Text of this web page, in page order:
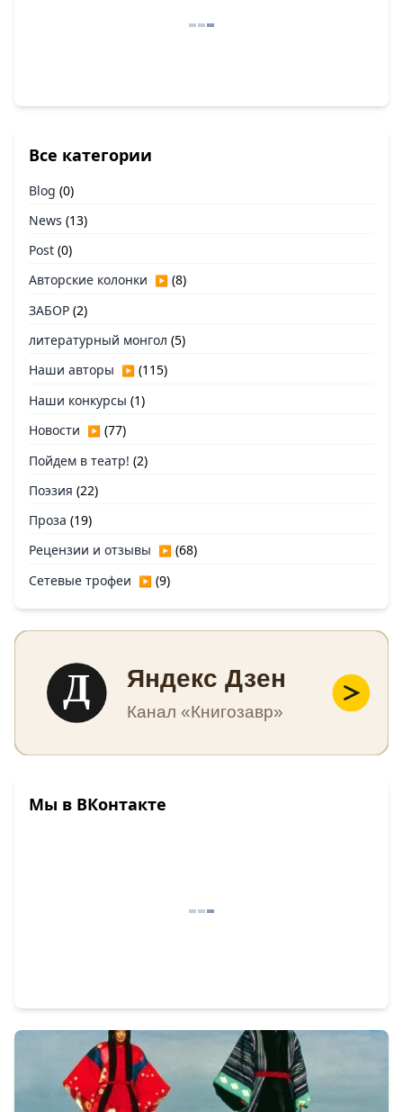
Все категории
Blog (0)
News (13)
Post (0)
Авторские колонки ▶ (8)
ЗАБОР (2)
литературный монгол (5)
Наши авторы ▶ (115)
Наши конкурсы (1)
Новости ▶ (77)
Пойдем в театр! (2)
Поэзия (22)
Проза (19)
Рецензии и отзывы ▶ (68)
Сетевые трофеи ▶ (9)
Д Яндекс Дзен
Канал «Книгозавр»
Мы в ВКонтакте